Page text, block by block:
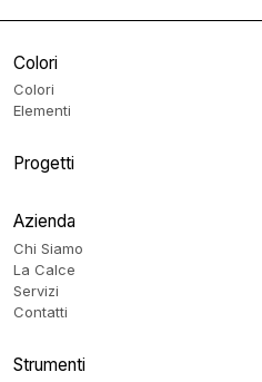
Colori
Colori
Elementi
Progetti
Azienda
Chi Siamo
La Calce
Servizi
Contatti
Strumenti